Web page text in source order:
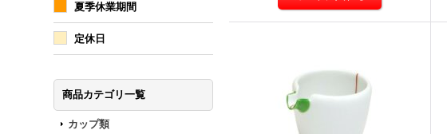
夏季休業期間
定休日
商品カテゴリ一覧
カップ類